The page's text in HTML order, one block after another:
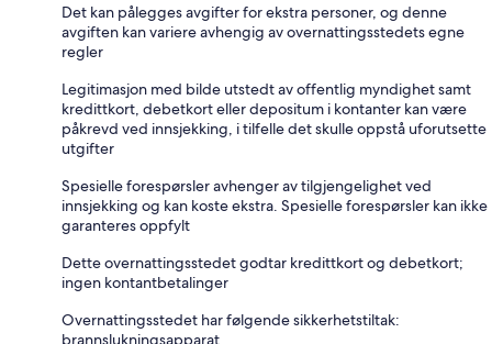
Det kan pålegges avgifter for ekstra personer, og denne
avgiften kan variere avhengig av overnattingsstedets egne
regler
Legitimasjon med bilde utstedt av offentlig myndighet samt
kredittkort, debetkort eller depositum i kontanter kan være
påkrevd ved innsjekking, i tilfelle det skulle oppstå uforutsette
utgifter
Spesielle forespørsler avhenger av tilgjengelighet ved
innsjekking og kan koste ekstra. Spesielle forespørsler kan ikke
garanteres oppfylt
Dette overnattingsstedet godtar kredittkort og debetkort;
ingen kontantbetalinger
Overnattingsstedet har følgende sikkerhetstiltak:
brannslukningsapparat